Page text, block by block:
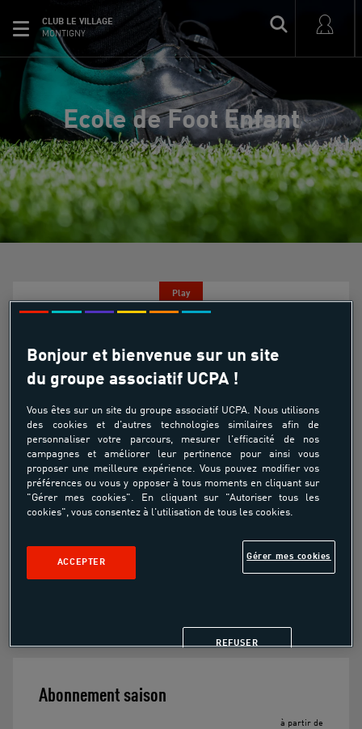
CLUB LE VILLAGE
MONTIGNY
Ecole de Foot Enfant
Play
Ecole de Foot Enfant
370.00€
Pour découvrir, apprendre et progresser au
foot, par étapes
Pour développer des compétences
technicotactiques, physiques et mentales
Abonnement saison
à partir de
Bonjour et bienvenue sur un site
du groupe associatif UCPA !
Vous êtes sur un site du groupe associatif UCPA. Nous utilisons
des cookies et d'autres technologies similaires afin de
personnaliser votre parcours, mesurer l'efficacité de nos
campagnes et améliorer leur pertinence pour ainsi vous
proposer une meilleure expérience. Vous pouvez modifier vos
préférences ou vous y opposer à tous moments en cliquant sur
"Gérer mes cookies". En cliquant sur "Autoriser tous les
cookies", vous consentez à l'utilisation de tous les cookies.
Gérer mes cookies
REFUSER
ACCEPTER